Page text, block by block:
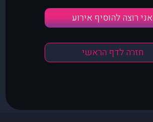
אני רוצה להוסיף אירוע
חזרה לדף הראשי